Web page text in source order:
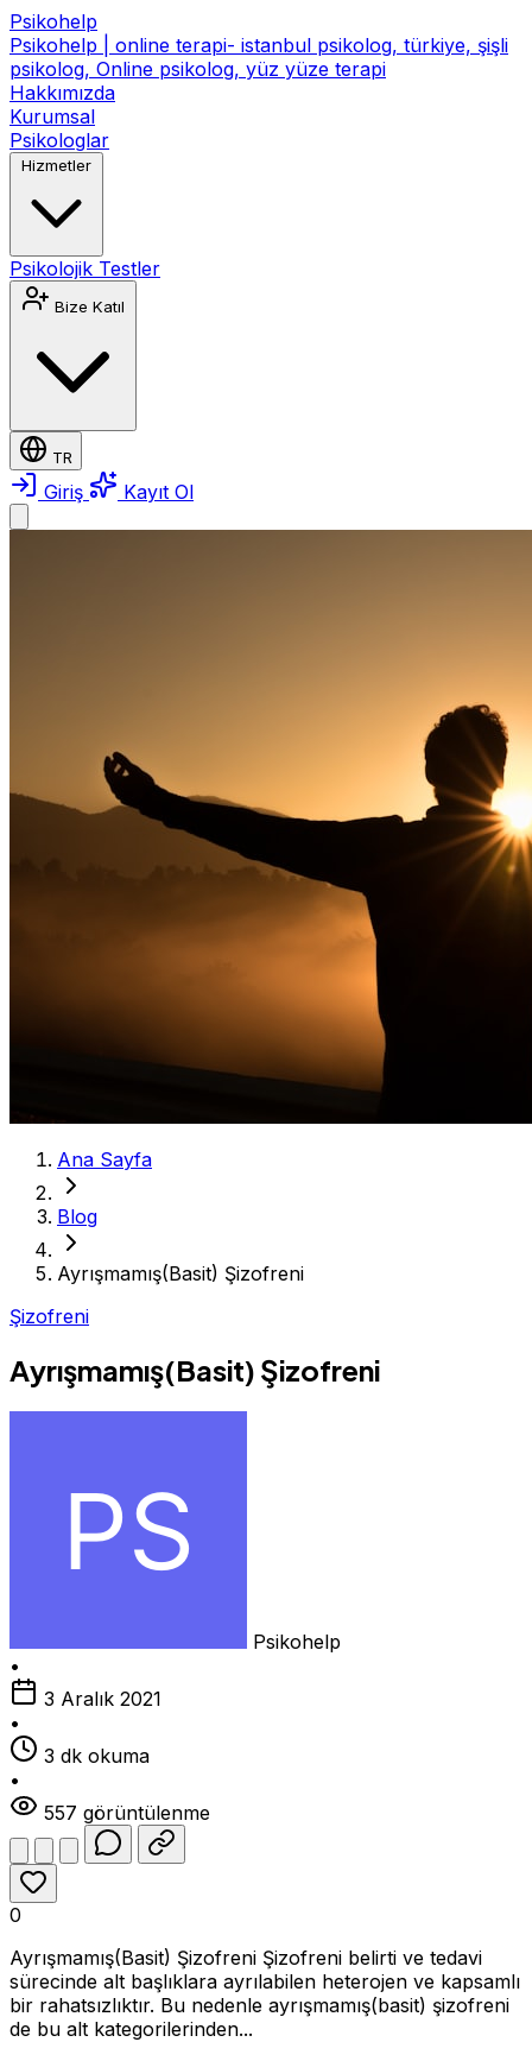
Psikohelp
Psikohelp | online terapi- istanbul psikolog, türkiye, şişli
psikolog, Online psikolog, yüz yüze terapi
Hakkımızda
Kurumsal
Psikologlar
Hizmetler
Psikolojik Testler
Bize Katıl
TR
Giriş Kayıt Ol
Ana Sayfa
Blog
Ayrışmamış(Basit) Şizofreni
Şizofreni
Ayrışmamış(Basit) Şizofreni
Psikohelp
•
3 Aralık 2021
•
3 dk okuma
•
557 görüntülenme
0
Ayrışmamış(Basit) Şizofreni Şizofreni belirti ve tedavi
sürecinde alt başlıklara ayrılabilen heterojen ve kapsamlı
bir rahatsızlıktır. Bu nedenle ayrışmamış(basit) şizofreni
de bu alt kategorilerinden...